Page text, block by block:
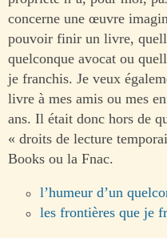
concerne une œuvre
pouvoir finir un livre,
quelconque avocat ou
je franchis. Je veux
livre à mes amis ou mes
ans. Il était donc hors de
« droits de lecture
Books ou la Fnac.
l’humeur d’un
les frontières que je